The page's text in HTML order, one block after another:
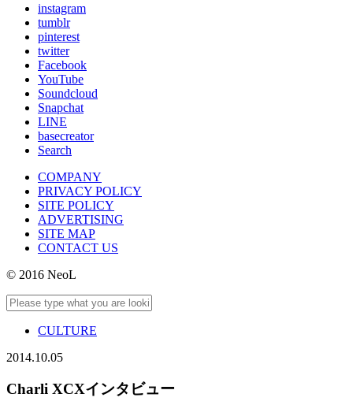
instagram
tumblr
pinterest
twitter
Facebook
YouTube
Soundcloud
Snapchat
LINE
basecreator
Search
COMPANY
PRIVACY POLICY
SITE POLICY
ADVERTISING
SITE MAP
CONTACT US
© 2016 NeoL
CULTURE
2014.10.05
Charli XCXインタビュー